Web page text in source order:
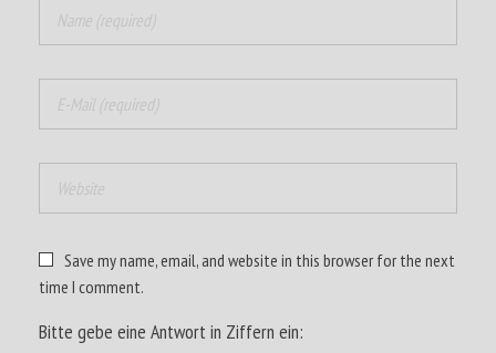
Save my name, email, and website in this browser for the next
time I comment.
Bitte gebe eine Antwort in Ziffern ein: